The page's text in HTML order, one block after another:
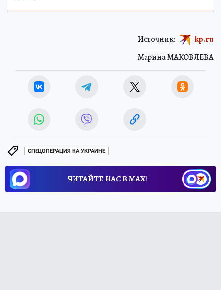
Марина МАКОВЛЕВА
Источник: kp.ru
СПЕЦОПЕРАЦИЯ НА УКРАИНЕ
ЧИТАЙТЕ НАС В МАХ!